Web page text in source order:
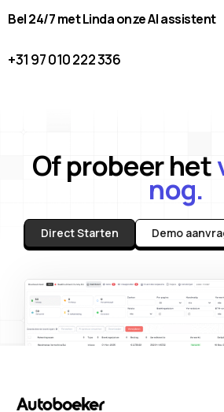
Bel 24/7 met Linda onze AI assistent
+31 97 010 222 336
Of probeer het
nog.
Direct Starten Demo